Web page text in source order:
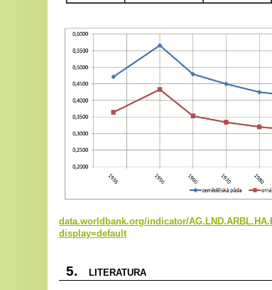
data.worldbank.org/indicator/
display=default
5. LITERATURA